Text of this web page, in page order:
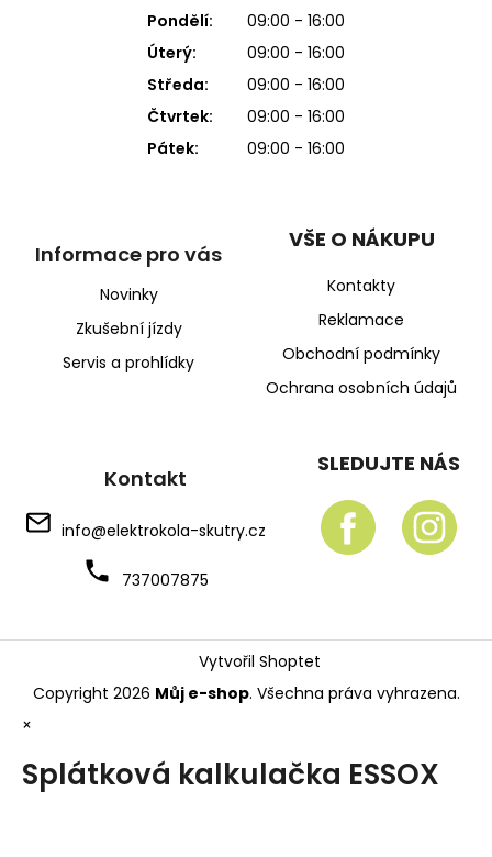
Pondělí:
09:00 - 16:00
Úterý:
09:00 - 16:00
Středa:
09:00 - 16:00
Čtvrtek:
09:00 - 16:00
Pátek:
09:00 - 16:00
Informace pro vás
Novinky
Zkušební jízdy
Servis a prohlídky
VŠE O NÁKUPU
Kontakty
Reklamace
Obchodní podmínky
Ochrana osobních údajů
Kontakt
info@elektrokola-skutry.cz
737007875
SLEDUJTE NÁS
Vytvořil Shoptet
Copyright 2026 Můj e-shop. Všechna práva vyhrazena.
×
Splátková kalkulačka ESSOX